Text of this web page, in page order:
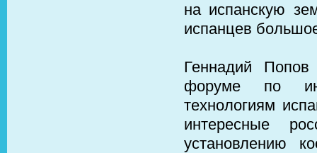
на испанскую
испанцев
Геннадий Попов
форуме по
технологиям
интересные
установлению